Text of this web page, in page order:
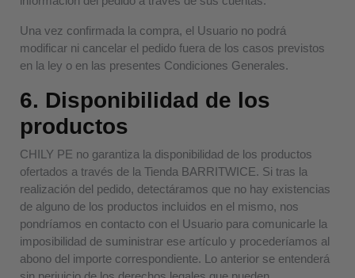
Una vez confirmada la compra, el Usuario no podrá
modificar ni cancelar el pedido fuera de los casos previstos
en la ley o en las presentes Condiciones Generales.
6. Disponibilidad de los
productos
CHILY PE no garantiza la disponibilidad de los productos
ofertados a través de la Tienda BARRITWICE. Si tras la
realización del pedido, detectáramos que no hay existencias
de alguno de los productos incluidos en el mismo, nos
pondríamos en contacto con el Usuario para comunicarle la
imposibilidad de suministrar ese artículo y procederíamos al
abono del importe correspondiente. Lo anterior se entenderá